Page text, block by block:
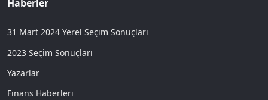
Haberler
31 Mart 2024 Yerel Seçim Sonuçları
2023 Seçim Sonuçları
Yazarlar
Finans Haberleri